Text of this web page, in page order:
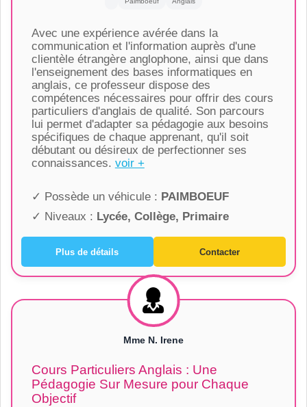
Avec une expérience avérée dans la
communication et l'information auprès d'une
clientèle étrangère anglophone, ainsi que dans
l'enseignement des bases informatiques en
anglais, ce professeur dispose des
compétences nécessaires pour offrir des cours
particuliers d'anglais de qualité. Son parcours
lui permet d'adapter sa pédagogie aux besoins
spécifiques de chaque apprenant, qu'il soit
débutant ou désireux de perfectionner ses
connaissances. voir +
✓ Possède un véhicule : PAIMBOEUF
✓ Niveaux : Lycée, Collège, Primaire
Plus de détails Contacter
Mme N. Irene
Cours Particuliers Anglais : Une
Pédagogie Sur Mesure pour Chaque
Objectif